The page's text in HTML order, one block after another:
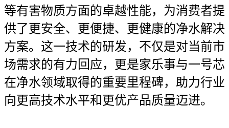
等有害物质方面的卓越性能，为消费者提
供了更安全、更便捷、更健康的净水解决
方案。这一技术的研发，不仅是对当前市
场需求的有力回应，更是家乐事与一号芯
在净水领域取得的重要里程碑，助力行业
向更高技术水平和更优产品质量迈进。